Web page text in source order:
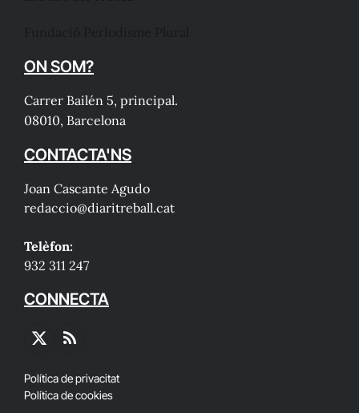
ON SOM?
Carrer Bailén 5, principal.
08010, Barcelona
CONTACTA'NS
Joan Cascante Agudo
redaccio@diaritreball.cat
Telèfon:
932 311 247
CONNECTA
X
RSS
Política de privacitat
Política de cookies